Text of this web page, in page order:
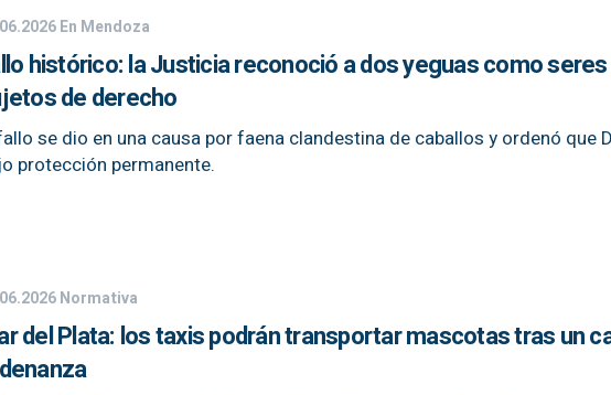
En Mendoza
histórico: la Justicia reconoció a dos yeguas como
de derecho
se dio en una causa por faena clandestina de caballos y ordenó que
protección permanente.
Normativa
del Plata: los taxis podrán transportar mascotas tras un